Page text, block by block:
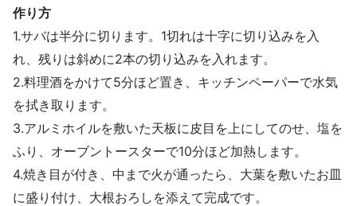
作り方
1.サバは半分に切ります。1切れは十字に切り込みを入
れ、残りは斜めに2本の切り込みを入れます。
2.料理酒をかけて5分ほど置き、キッチンペーパーで水気
を拭き取ります。
3.アルミホイルを敷いた天板に皮目を上にしてのせ、塩を
ふり、オーブントースターで10分ほど加熱します。
4.焼き目が付き、中まで火が通ったら、大葉を敷いたお皿
に盛り付け、大根おろしを添えて完成です。